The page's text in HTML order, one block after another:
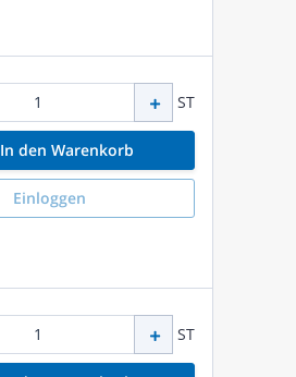
ST
In den Warenkorb
Einloggen
ST